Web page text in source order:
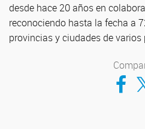
desde hace 20 años en
reconociendo hasta la fecha a
provincias y ciudades de